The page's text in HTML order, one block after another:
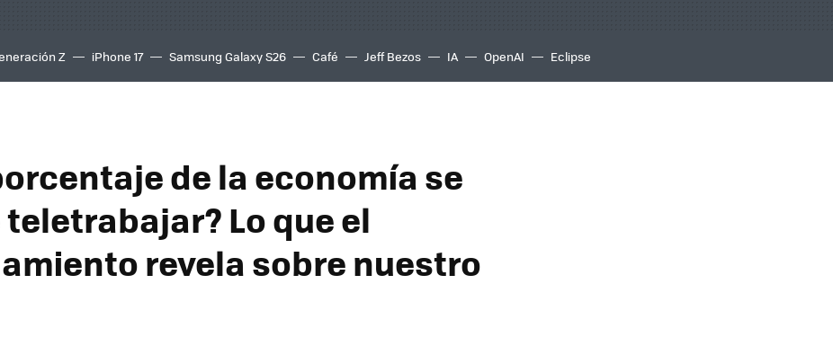
Z iPhone 17 Samsung Galaxy S26 Café Jeff Bezos IA OpenAI Eclipse
de la economía se
Lo que el
revela sobre nuestro